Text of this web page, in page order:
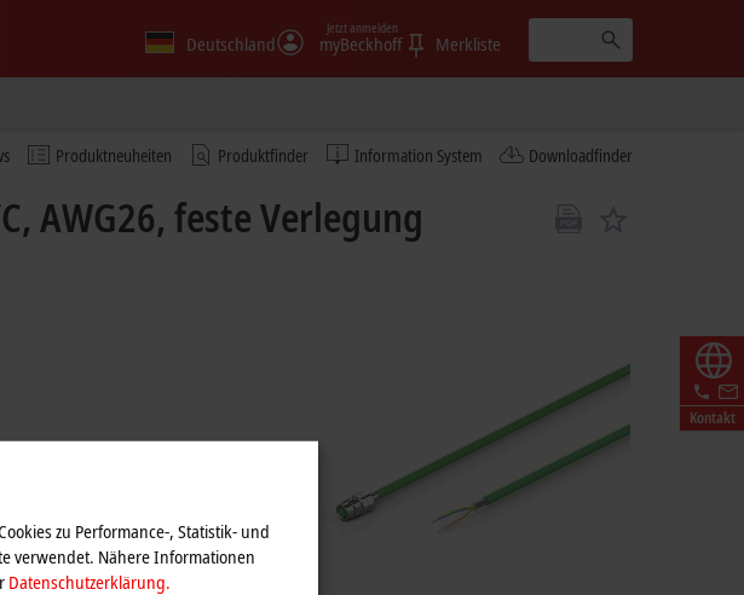
Deutschland myBeckhoff
Jetzt anmelden
Merkliste
Produktneuheiten Produktfinder Information System Downloadfinder
Kontakt
AWG26, feste Verlegung
zu Performance-, Statistik- und
verwendet. Nähere Informationen
Datenschutzerklärung.